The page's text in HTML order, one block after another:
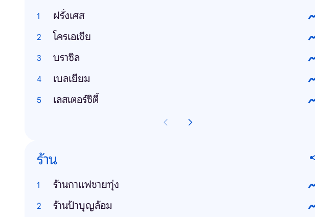
ฝรั่งเศส
โครเอเชีย
บราซิล
เบลเยียม
เลสเตอร์ซิตี้
ร้าน
ร้านกาแฟชายทุ่ง
ร้านป้าบุญล้อม